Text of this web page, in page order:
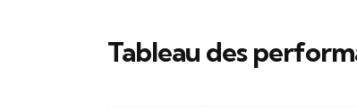
Tableau des